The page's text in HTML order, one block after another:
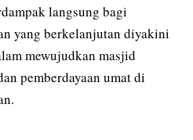
langsung bagi
yang berkelanjutan diyakini
mewujudkan masjid
pemberdayaan umat di